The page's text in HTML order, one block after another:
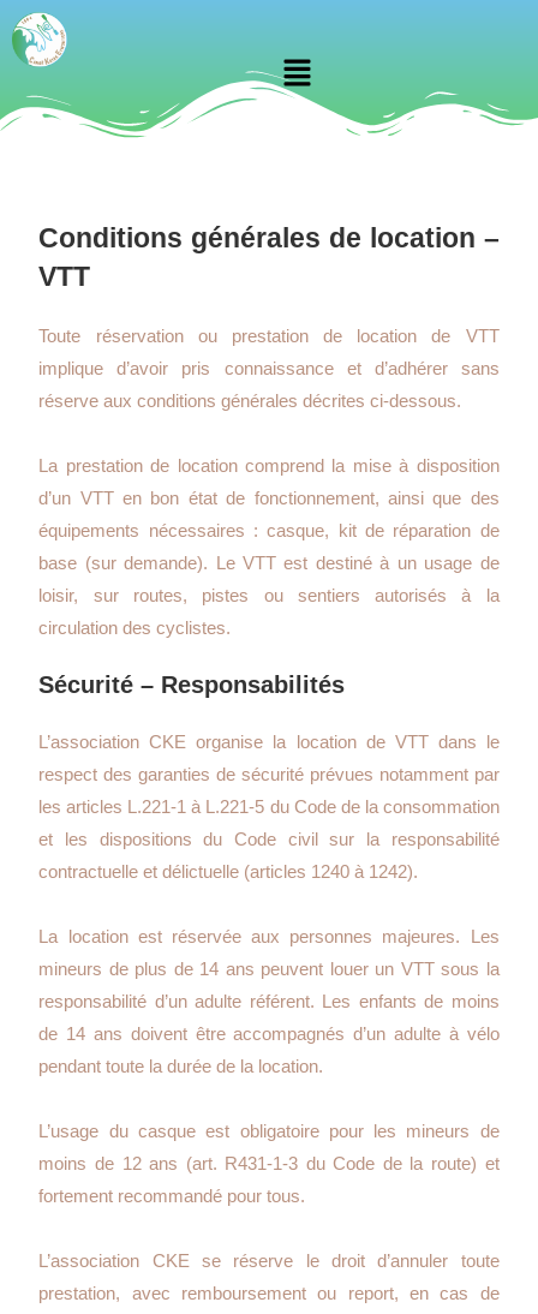
Conditions générales de location –
VTT
Toute réservation ou prestation de location de VTT
implique d’avoir pris connaissance et d’adhérer sans
réserve aux conditions générales décrites ci-dessous.
La prestation de location comprend la mise à disposition
d’un VTT en bon état de fonctionnement, ainsi que des
équipements nécessaires : casque, kit de réparation de
base (sur demande). Le VTT est destiné à un usage de
loisir, sur routes, pistes ou sentiers autorisés à la
circulation des cyclistes.
Sécurité – Responsabilités
L’association CKE organise la location de VTT dans le
respect des garanties de sécurité prévues notamment par
les articles L.221-1 à L.221-5 du Code de la consommation
et les dispositions du Code civil sur la responsabilité
contractuelle et délictuelle (articles 1240 à 1242).
La location est réservée aux personnes majeures. Les
mineurs de plus de 14 ans peuvent louer un VTT sous la
responsabilité d’un adulte référent. Les enfants de moins
de 14 ans doivent être accompagnés d’un adulte à vélo
pendant toute la durée de la location.
L’usage du casque est obligatoire pour les mineurs de
moins de 12 ans (art. R431-1-3 du Code de la route) et
fortement recommandé pour tous.
L’association CKE se réserve le droit d’annuler toute
prestation, avec remboursement ou report, en cas de